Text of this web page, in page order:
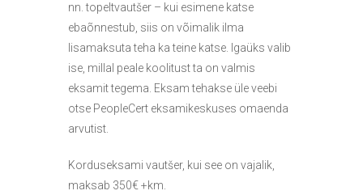
nn. topeltvautšer – kui esimene katse
ebaõnnestub, siis on võimalik ilma
lisamaksuta teha ka teine katse. Igaüks valib
ise, millal peale koolitust ta on valmis
eksamit tegema. Eksam tehakse üle veebi
otse PeopleCert eksamikeskuses omaenda
arvutist.
Korduseksami vautšer, kui see on vajalik,
maksab 350€ +km.